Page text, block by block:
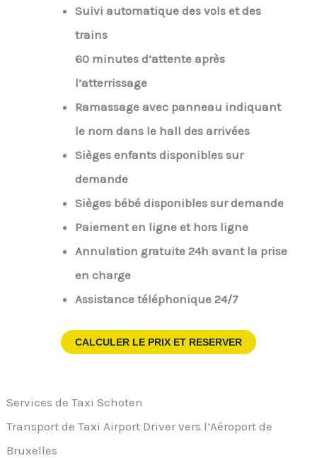
Suivi automatique des vols et des
trains
60 minutes d’attente après
l’atterrissage
Ramassage avec panneau indiquant
le nom dans le hall des arrivées
Sièges enfants disponibles sur
demande
Sièges bébé disponibles sur demande
Paiement en ligne et hors ligne
Annulation gratuite 24h avant la prise
en charge
Assistance téléphonique 24/7
CALCULER LE PRIX ET RESERVER
Services de Taxi Schoten
Transport de Taxi Airport Driver vers l’Aéroport de
Bruxelles